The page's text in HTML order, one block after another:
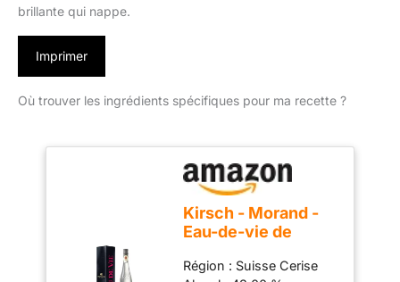
brillante qui nappe.
Imprimer
Où trouver les ingrédients spécifiques pour ma recette ?
Kirsch - Morand -
Eau-de-vie de
cl
Région : Suisse Cerise